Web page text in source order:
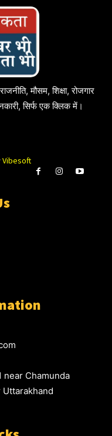
मौसम, शिक्षा, रोजगार
सिर्फ एक क्लिक में।
Vibesoft
near Chamunda
Uttarakhand